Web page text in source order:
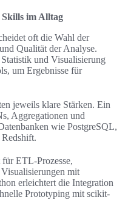
Skills im Alltag
oft die Wahl der
Qualität der Analyse.
und Visualisierung
um Ergebnisse für
jeweils klare Stärken. Ein
Aggregationen und
wie PostgreSQL,
ETL-Prozesse,
mit
erleichtert die Integration
Prototyping mit scikit-